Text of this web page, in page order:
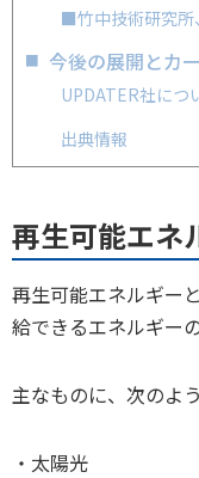
■竹中技術研究所
今後の展開とカ
UPDATER社につ
出典情報
再生可能エネ
再生可能エネルギー
給できるエネルギー
主なものに、次のよ
・太陽光